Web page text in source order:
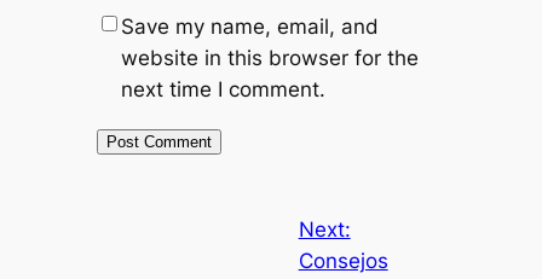
Save my name, email, and
website in this browser for the
next time I comment.
Next:
Consejos